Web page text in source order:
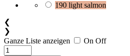
190 light salmon
❮
❯
Ganze Liste anzeigen
On Off